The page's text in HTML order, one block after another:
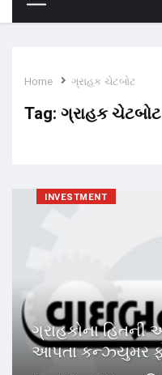
Home ગ્રાહક ચેટબોટ
Tag: ગ્રાહક ચેટબોટ
INVESTMENT
ગ્રાહકોના હિતની
આપતા કન્ઝ્યુમર